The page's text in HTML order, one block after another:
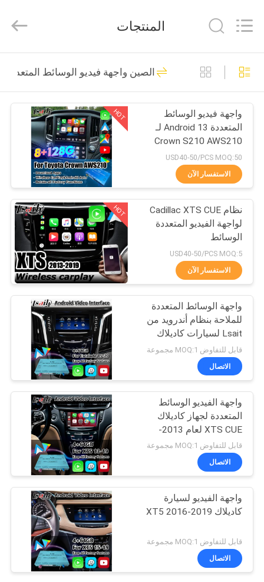
منزل،
بيت
منتجات
أشرطة
فيديو
معلومات
جولة
في
المعمل
مراقبة
الجودة
اتصل
أخبار
حالات
خريطة
الموقع
Electron
Co.,Ltd.
Reserved.
صندوق ملاحة السيارة
70
صندوق ملاحة
Android
56
صندوق ملاحة GPS
25
واجهة فيديو لكزس
130
52
المنتجات
الصين واجهة فيديو الوسائط المتعددة
HOT
واجهة فيديو الوسائط
المتعددة Android 13 لـ
Crown S210 AWS210
GRS210 GWS214
GWS215 Majesta Athlete
اللاسلكي
USD40-50/PCS MOQ:50
الاستفسار الآن
HOT
نظام Cadillac XTS CUE
لواجهة الفيديو المتعددة
الوسائط
USD40-50/PCS MOQ:5
الاستفسار الآن
واجهة الوسائط المتعددة
للملاحة بنظام أندرويد من
Lsait لسيارات كاديلاك
إسكاليد بنظام CUE
كاربلاي
قابل للتفاوض MOQ:1 مجموعة
الاتصال
واجهة الفيديو الوسائط
المتعددة لجهاز كاديلاك
XTS CUE لعام 2013-
2019
قابل للتفاوض MOQ:1 مجموعة
الاتصال
واجهة الفيديو لسيارة
كاديلاك XT5 2016-2019
قابل للتفاوض MOQ:1 مجموعة
الاتصال